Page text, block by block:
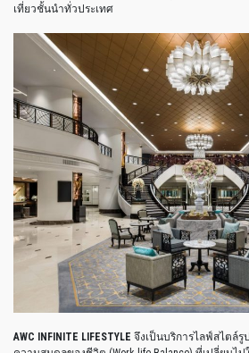
เที่ยวชั้นนำทั่วประเทศ
AWC INFINITE LIFESTYLE จึงเป็นบริการไลฟ์สไตล์